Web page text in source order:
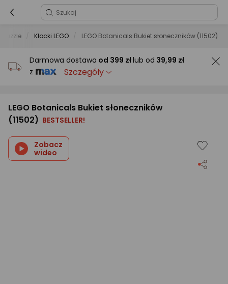
puzzle Klocki LEGO LEGO Botanicals Bukiet słoneczników (11502)
Darmowa dostawa od 399 złlub od 39,99 zł
z
Szczegóły
LEGO Botanicals Bukiet słoneczników
(11502) BESTSELLER!
Zobacz
wideo